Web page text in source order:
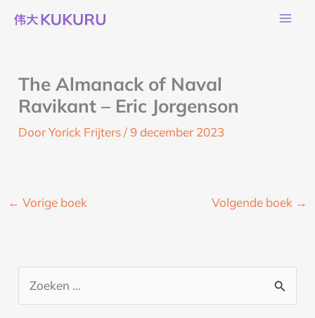
naar
The Almanack of Naval
Ravikant – Eric Jorgenson
DoorYorick Frijters/9 december 2023
← Vorige boek Volgende boek →